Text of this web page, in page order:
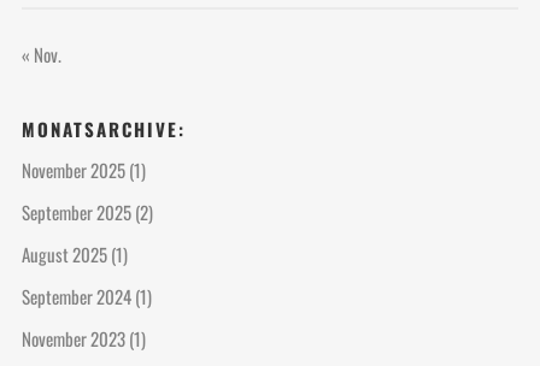
« Nov.
MONATSARCHIVE:
November 2025(1)
September 2025(2)
August 2025(1)
September 2024(1)
November 2023(1)